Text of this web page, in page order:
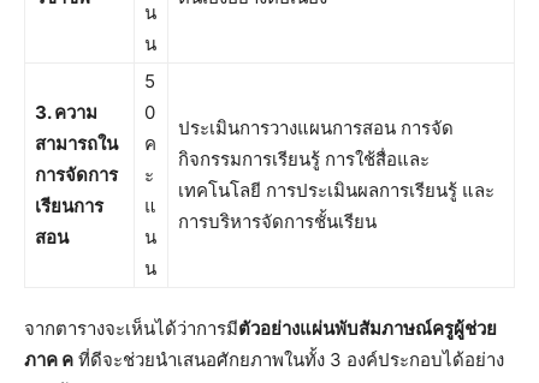
น
น
3. ความ
สามารถใน
การจัดการ
เรียนการ
สอน
5
0
ค
ะ
แ
น
น
ประเมินการวางแผนการสอน การจัด
กิจกรรมการเรียนรู้ การใช้สื่อและ
เทคโนโลยี การประเมินผลการเรียนรู้ และ
การบริหารจัดการชั้นเรียน
จากตารางจะเห็นได้ว่าการมีตัวอย่างแผ่นพับสัมภาษณ์ครูผู้ช่วย
ภาค ค ที่ดีจะช่วยนำเสนอศักยภาพในทั้ง 3 องค์ประกอบได้อย่าง